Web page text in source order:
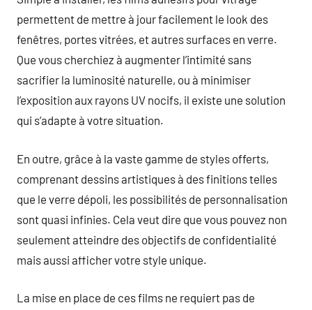
permettent de mettre à jour facilement le look des
fenêtres, portes vitrées, et autres surfaces en verre.
Que vous cherchiez à augmenter l’intimité sans
sacrifier la luminosité naturelle, ou à minimiser
l’exposition aux rayons UV nocifs, il existe une solution
qui s’adapte à votre situation.
En outre, grâce à la vaste gamme de styles offerts,
comprenant dessins artistiques à des finitions telles
que le verre dépoli, les possibilités de personnalisation
sont quasi infinies. Cela veut dire que vous pouvez non
seulement atteindre des objectifs de confidentialité
mais aussi afficher votre style unique.
La mise en place de ces films ne requiert pas de